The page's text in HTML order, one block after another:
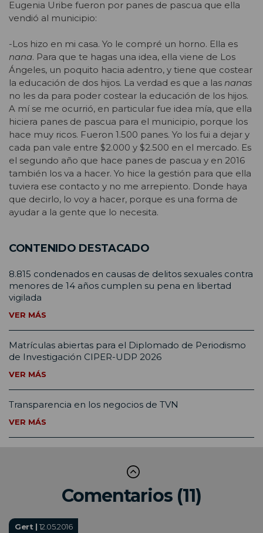
Eugenia Uribe fueron por panes de pascua que ella
vendió al municipio:
-Los hizo en mi casa. Yo le compré un horno. Ella es
nana. Para que te hagas una idea, ella viene de Los
Ángeles, un poquito hacia adentro, y tiene que costear
la educación de dos hijos. La verdad es que a las nanas
no les da para poder costear la educación de los hijos.
A mí se me ocurrió, en particular fue idea mía, que ella
hiciera panes de pascua para el municipio, porque los
hace muy ricos. Fueron 1.500 panes. Yo los fui a dejar y
cada pan vale entre $2.000 y $2.500 en el mercado. Es
el segundo año que hace panes de pascua y en 2016
también los va a hacer. Yo hice la gestión para que ella
tuviera ese contacto y no me arrepiento. Donde haya
que decirlo, lo voy a hacer, porque es una forma de
ayudar a la gente que lo necesita.
CONTENIDO DESTACADO
8.815 condenados en causas de delitos sexuales contra
menores de 14 años cumplen su pena en libertad
vigilada
VER MÁS
Matrículas abiertas para el Diplomado de Periodismo
de Investigación CIPER-UDP 2026
VER MÁS
Transparencia en los negocios de TVN
VER MÁS
Comentarios (11)
Gert | 12.05.2016